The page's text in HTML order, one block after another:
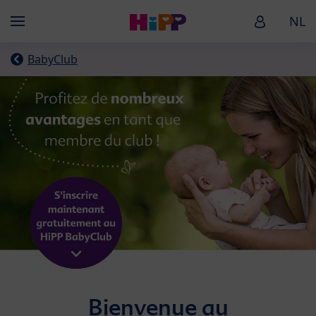
Menü HiPP NL
BabyClub
Bienvenue au